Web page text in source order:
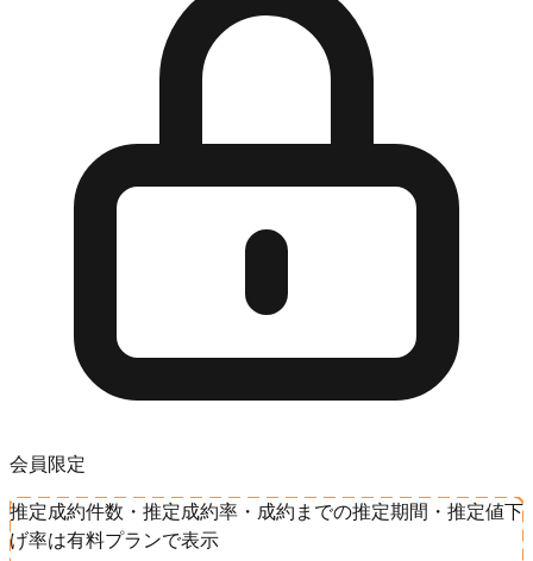
会員限定
推定成約件数・推定成約率・成約までの推定期間・推定値下
げ率は有料プランで表示